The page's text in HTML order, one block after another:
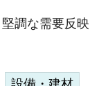
調な需要反映